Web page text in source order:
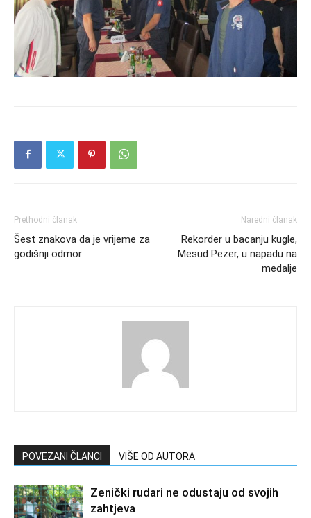
Prethodni članak
Šest znakova da je vrijeme za
godišnji odmor
Naredni članak
Rekorder u bacanju kugle,
Mesud Pezer, u napadu na
medalje
POVEZANI ČLANCI VIŠE OD AUTORA
Zenički rudari ne odustaju od svojih
zahtjeva